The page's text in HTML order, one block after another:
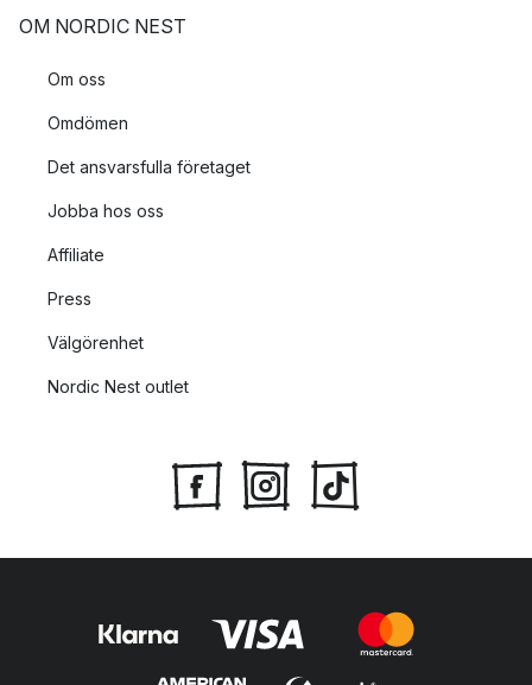
OM NORDIC NEST
Om oss
Omdömen
Det ansvarsfulla företaget
Jobba hos oss
Affiliate
Press
Välgörenhet
Nordic Nest outlet